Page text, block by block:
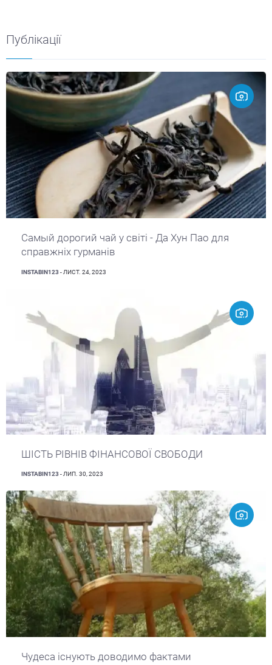
Публікації
Самый дорогий чай у світі - Да Хун Пао для
справжніх гурманів
INSTABIN123 - ЛИСТ. 24, 2023
ШІСТЬ РІВНІВ ФІНАНСОВОЇ СВОБОДИ
INSTABIN123 - ЛИП. 30, 2023
Чудеса існують доводимо фактами